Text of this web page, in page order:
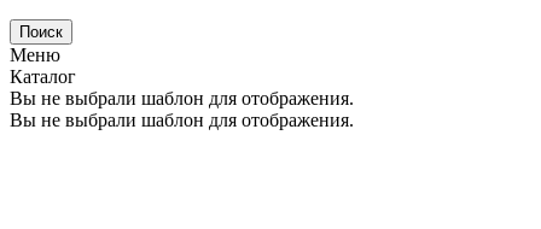
Поиск
Меню
Каталог
Вы не выбрали шаблон для отображения.
Вы не выбрали шаблон для отображения.